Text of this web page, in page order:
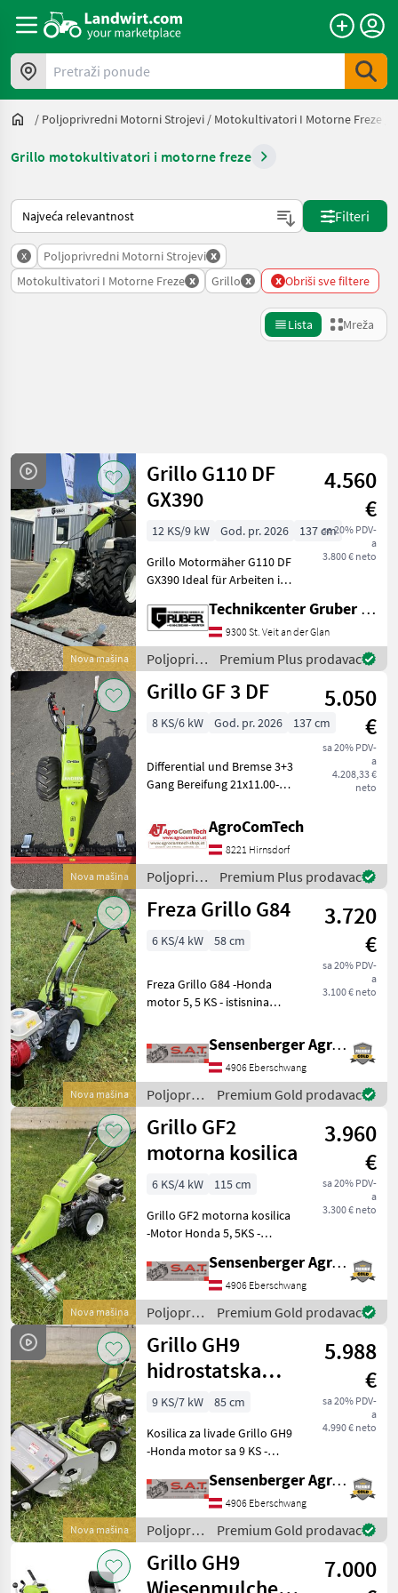
Pretraži ponude
/ Poljoprivredni Motorni Strojevi / Motokultivatori I Motorne Freze
Grillo motokultivatori i motorne freze
Način na koji sortira Landwirt.com
Filteri
x Poljoprivredni Motorni Strojevi x
Motokultivatori I Motorne Freze x Grillo x x Obriši sve filtere
Lista Mreža
Kategorija 4 Država Filteri
TRENUTNA
PUTANJA
Poljoprivredna
tehnika
Poljoprivredni
Motorni
Strojevi
Motokultivatori I
Motorne Freze
Grillo
IZABERITE
KATEGORIJU
Grillo
Aebi
Reform
Rapid
Köppl
Brielmaier
Prikaži
sve
(41)
MARKETPLACE
Marketplace
Ponude
trgovaca
Oglasi
Resetuj
Prikaži 7
rezultata
Nova mašina
Grillo G110 DF
GX390
4.560
€
sa 20% PDV-
a
3.800 € neto
12 KS/9 kW God. pr. 2026
137 cm
Grillo Motormäher G110 DF
GX390 Ideal für Arbeiten in
Gartenbau * mit HONDA
GX390 OHV Motor * Benzin *
Reversierstarter *
luftgekühlt
Technikcenter Gruber GmbH
9300 St. Veit an der Glan
Poljoprivredni
motorni
strojevi /
Premium Plus prodavac
Nova mašina
Grillo GF 3 DF
5.050
€
sa 20% PDV-
a
4.208,33 €
neto
8 KS/6 kW God. pr. 2026 137 cm
Differential und Bremse 3+3
Gang Bereifung 21x11.00-8
Einzelmesser Mähbalken
137 cm PRO mit Mähantrieb
Ölbad Gewicht 134kg
Poljoprivredni
AgroComTech
8221 Hirnsdorf
Poljoprivredni
motorni
strojevi /
Premium Plus prodavac
Nova mašina
Freza Grillo G84
3.720
€
sa 20% PDV-
a
3.100 € neto
6 KS/4 kW 58 cm
Freza Grillo G84 -Honda
motor 5, 5 KS - istisnina
Mjenjač za vožnju unatrag s
2 stupnja prijenosa i nazad -
Milica 58cm -Radna dubina
16cm
Sensenberger Agrar-Technik
4906 Eberschwang
Poljoprivredni
motorni
strojevi /
Grillo
Premium Gold prodavac
Nova mašina
Grillo GF2
motorna kosilica
3.960
€
sa 20% PDV-
a
3.300 € neto
6 KS/4 kW
115 cm
Grillo GF2 motorna kosilica
-Motor Honda 5, 5KS -
Kosilica s polugom od 110
cm sa širim noževima i
polužni prijenosnik -
Hlađen zrakom -Mjen
Sensenberger Agrar-Technik
4906 Eberschwang
Poljoprivredni
motorni
strojevi /
Grillo
Premium Gold prodavac
Nova mašina
Grillo GH9
hidrostatska
kosilica
5.988
€
sa 20% PDV-
a
4.990 € neto
9 KS/7 kW
85 cm
Kosilica za livade Grillo GH9
-Honda motor sa 9 KS -
hlađen -Hidrostatski
prijenos -Blokada
diferencijala -Rotor sa 20
pari 'Y' noževi
Sensenberger Agrar-Technik
4906 Eberschwang
Poljoprivredni
motorni
strojevi /
Grillo
Premium Gold prodavac
Grillo GH9
7.000